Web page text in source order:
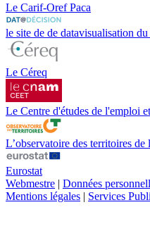
Le Carif-Oref Paca
le site de de datavisualisation
Le Céreq
Le Centre d'études de l'emploi
L’observatoire des territoires
Eurostat
Webmestre | Données
Mentions légales | Services